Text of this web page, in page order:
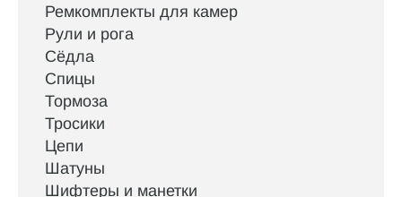
Ремкомплекты для камер
Рули и рога
Сёдла
Спицы
Тормоза
Тросики
Цепи
Шатуны
Шифтеры и манетки